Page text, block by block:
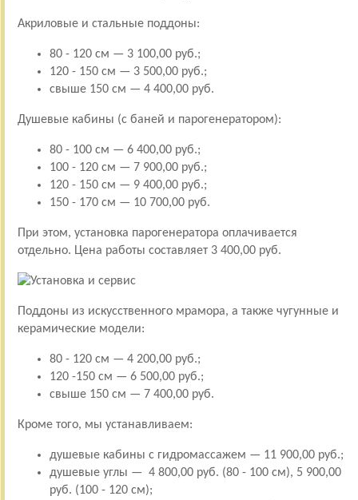
Акриловые и стальные поддоны:
80 - 120 см — 3 100,00 руб.;
120 - 150 см — 3 500,00 руб.;
свыше 150 см — 4 400,00 руб.
Душевые кабины (с баней и парогенератором):
80 - 100 см — 6 400,00 руб.;
100 - 120 см — 7 900,00 руб.;
120 - 150 см — 9 400,00 руб.;
150 - 170 см — 10 700,00 руб.
При этом, установка парогенератора оплачивается
отдельно. Цена работы составляет 3 400,00 руб.
Поддоны из искусственного мрамора, а также чугунные и
керамические модели:
80 - 120 см — 4 200,00 руб.;
120 -150 см — 6 500,00 руб.;
свыше 150 см — 7 400,00 руб.
Кроме того, мы устанавливаем:
душевые кабины с гидромассажем — 11 900,00 руб.;
душевые углы — 4 800,00 руб. (80 - 100 см), 5 900,00
руб. (100 - 120 см);